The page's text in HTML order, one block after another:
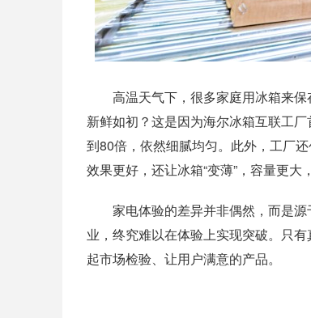
高温天气下，很多家庭用冰箱来保
新鲜如初？这是因为海尔冰箱互联工
到80倍，依然细腻均匀。此外，工厂
效果更好，还让冰箱“变薄”，容量更大
家电体验的差异并非偶然，而是源
业，终究难以在体验上实现突破。只
起市场检验、让用户满意的产品。